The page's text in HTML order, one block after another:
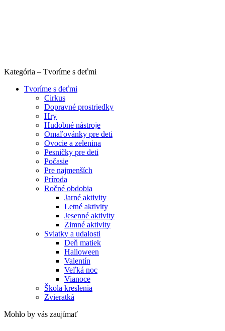
Kategória – Tvoríme s deťmi
Tvoríme s deťmi
Cirkus
Dopravné prostriedky
Hry
Hudobné nástroje
Omaľovánky pre deti
Ovocie a zelenina
Pesničky pre deti
Počasie
Pre najmenších
Príroda
Ročné obdobia
Jarné aktivity
Letné aktivity
Jesenné aktivity
Zimné aktivity
Sviatky a udalosti
Deň matiek
Halloween
Valentín
Veľká noc
Vianoce
Škola kreslenia
Zvieratká
Mohlo by vás zaujímať